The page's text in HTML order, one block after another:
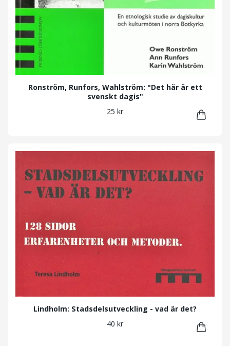
Ronström, Runfors, Wahlström: "Det här är ett
svenskt dagis"
25 kr
Lindholm: Stadsdelsutveckling - vad är det?
40 kr